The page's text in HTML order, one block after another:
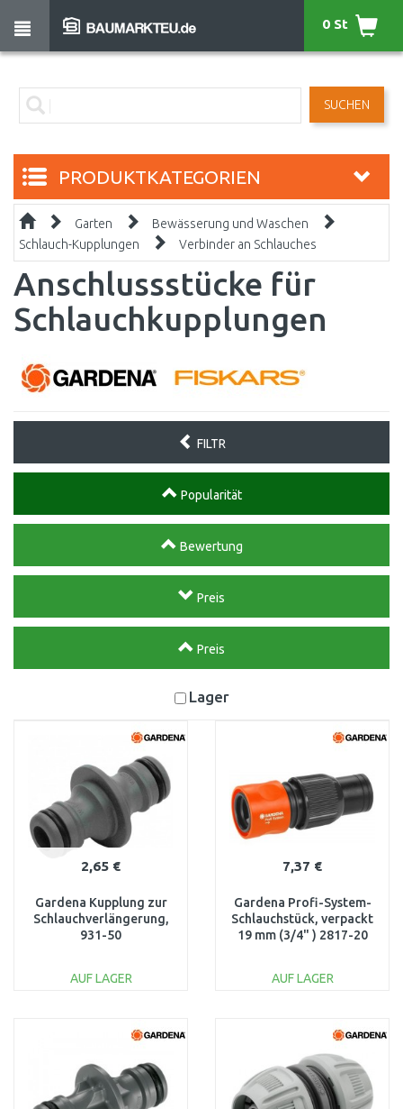
SUCHEN
0 St
PRODUKTKATEGORIEN
Garten
Bewässerung und Waschen
Schlauch-Kupplungen
Verbinder an Schlauches
Anschlussstücke für
Schlauchkupplungen
FILTR
Popularität
Bewertung
Preis
Preis
Lager
2,65 €
Gardena Kupplung zur
Schlauchverlängerung,
931-50
AUF LAGER
7,37 €
Gardena Profi-System-
Schlauchstück, verpackt
19 mm (3/4" ) 2817-20
AUF LAGER
Vergleichen